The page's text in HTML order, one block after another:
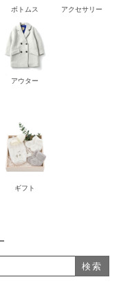
ボトムス アクセサリー
アウター
ギフト
検索